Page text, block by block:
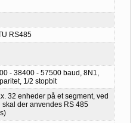
RS485
- 38400 - 57500 baud, 8N1,
1/2 stopbit
32 enheder på et segment, ved
skal der anvendes RS 485